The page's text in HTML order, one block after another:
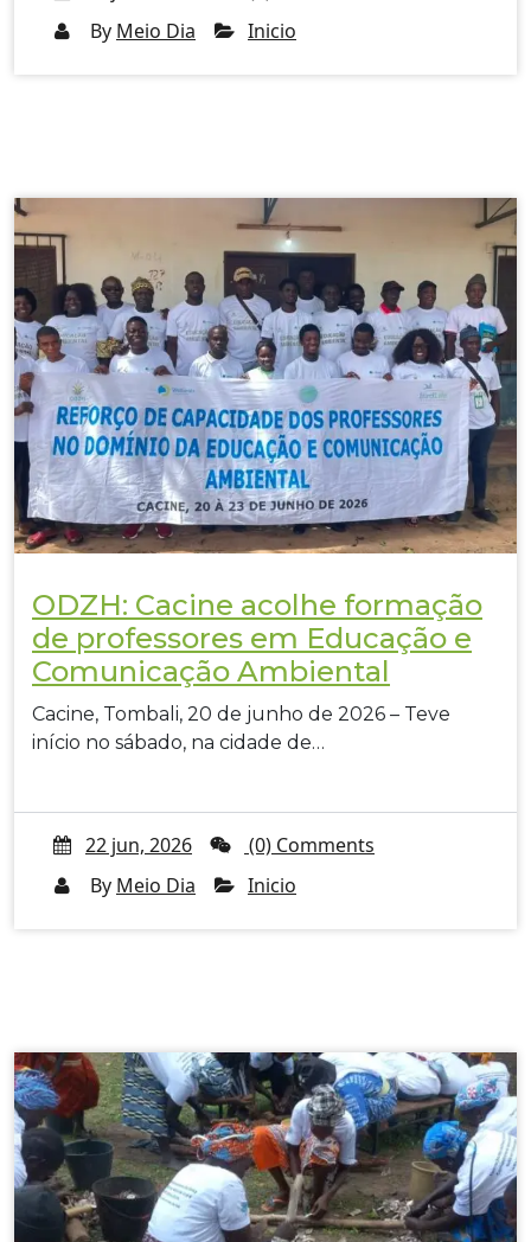
By Meio Dia Inicio
ODZH: Cacine acolhe formação
de professores em Educação e
Comunicação Ambiental
Cacine, Tombali, 20 de junho de 2026 – Teve
início no sábado, na cidade de…
22 jun, 2026
(0) Comments
By Meio Dia Inicio